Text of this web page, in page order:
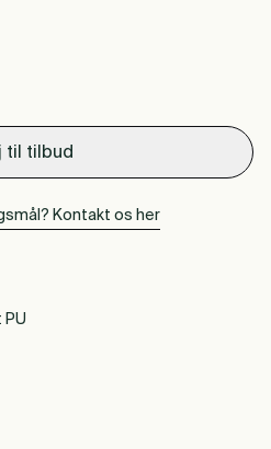
til tilbud
Kontakt os her
PU